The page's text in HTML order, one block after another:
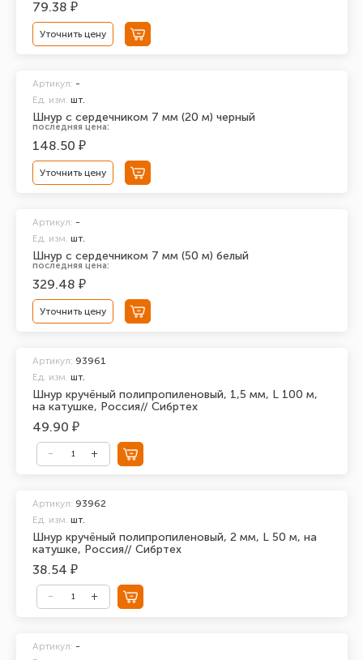
79.38 ₽
Уточнить цену
Шнур с сердечником 7 мм (20 м) черный
Артикул: -
Ед. изм. шт.
последняя цена:
148.50 ₽
Уточнить цену
Шнур с сердечником 7 мм (50 м) белый
Артикул: -
Ед. изм. шт.
последняя цена:
329.48 ₽
Уточнить цену
Шнур кручёный полипропиленовый, 1,5 мм, L 100 м,
на катушке, Россия// Сибртех
Артикул: 93961
Ед. изм. шт.
49.90 ₽
Шнур кручёный полипропиленовый, 2 мм, L 50 м, на
катушке, Россия// Сибртех
Артикул: 93962
Ед. изм. шт.
38.54 ₽
Артикул: -